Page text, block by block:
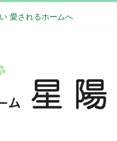
愛されるホームへ